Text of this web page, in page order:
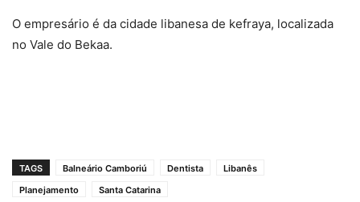
O empresário é da cidade libanesa de kefraya, localizada
no Vale do Bekaa.
TAGS Balneário Camboriú Dentista
Libanês
Planejamento
Santa Catarina